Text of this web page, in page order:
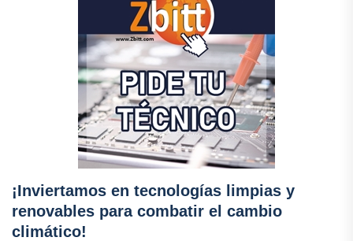
¡Inviertamos en tecnologías limpias y
renovables para combatir el cambio
climático!